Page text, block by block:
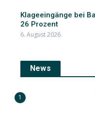
Klageeingänge bei
26 Prozent
6. August 2026
News
1